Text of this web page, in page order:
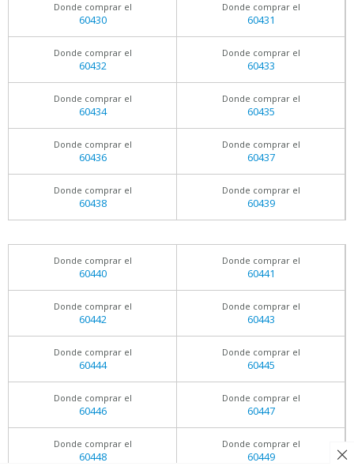
Donde comprar el
60430
Donde comprar el
60431
Donde comprar el
60432
Donde comprar el
60433
Donde comprar el
60434
Donde comprar el
60435
Donde comprar el
60436
Donde comprar el
60437
Donde comprar el
60438
Donde comprar el
60439
Donde comprar el
60440
Donde comprar el
60441
Donde comprar el
60442
Donde comprar el
60443
Donde comprar el
60444
Donde comprar el
60445
Donde comprar el
60446
Donde comprar el
60447
Donde comprar el
60448
Donde comprar el
60449